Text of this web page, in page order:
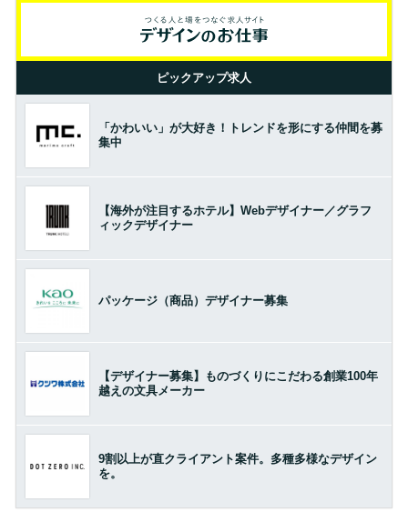
ピックアップ求人
「かわいい」が大好き！トレンドを形にする仲間を募
集中
【海外が注目するホテル】Webデザイナー／グラフ
ィックデザイナー
パッケージ（商品）デザイナー募集
【デザイナー募集】ものづくりにこだわる創業100年
越えの文具メーカー
9割以上が直クライアント案件。多種多様なデザイン
を。